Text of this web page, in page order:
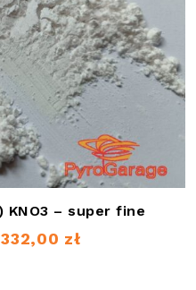
KNO3 – super fine
332,00 złZakres